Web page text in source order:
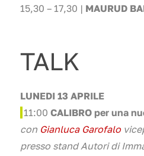
15,30 – 17,30 | MAURUD
TALK
LUNEDI 13 APRILE
11:00 CALIBRO per una
con Gianluca Garofalo
presso stand Autori di